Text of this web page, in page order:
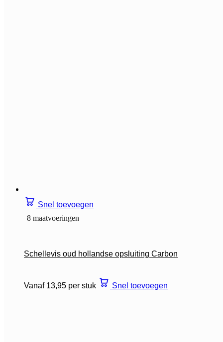
Snel toevoegen
8 maatvoeringen
Schellevis oud hollandse opsluiting Carbon
Vanaf 13,95 per stuk Snel toevoegen